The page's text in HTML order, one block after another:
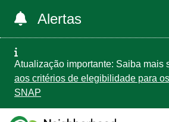
Alertas
Atualização importante: Saiba mais
aos critérios de elegibilidade para
SNAP